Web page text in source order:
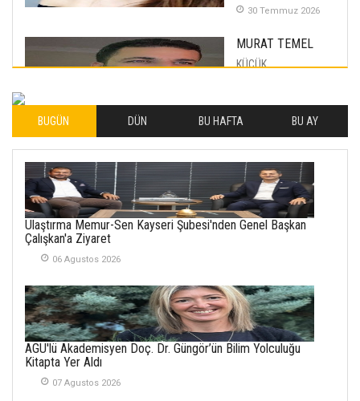
30 Temmuz 2026
MURAT TEMEL
KÜÇÜK
İLHAN YILMAZ
SOFRADA AYRIMCILIK
VAR
26 Subat 2026
METİN ERTEM
YENİ HİCRİ YIL VE
SEMRA ŞAHİN
KENDİNE UYANMAK
30 Temmuz 2026
BUGÜN DÜN BU HAFTA BU AY
Ulaştırma Memur-Sen Kayseri Şubesi'nden Genel Başkan
Çalışkan'a Ziyaret
06 Agustos 2026
AGÜ'lü Akademisyen Doç. Dr. Güngör’ün Bilim Yolculuğu
Kitapta Yer Aldı
07 Agustos 2026